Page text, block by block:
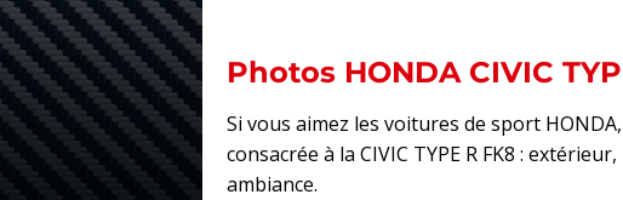
Photos HONDA CIVIC
Si vous aimez les voitures de sport
consacrée à la CIVIC TYPE R FK8 :
ambiance.